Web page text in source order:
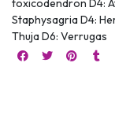
toxicodendron D4:
Staphysagria D4:
Thuja D6: Verrugas